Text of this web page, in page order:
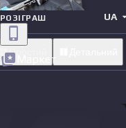
РОЗІГРАШ
Маркет
UA
Простий